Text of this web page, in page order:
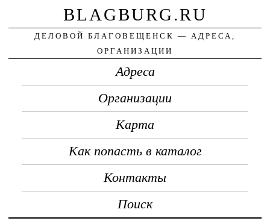
BLAGBURG.RU
ДЕЛОВОЙ БЛАГОВЕЩЕНСК — АДРЕСА,
ОРГАНИЗАЦИИ
Адреса
Организации
Карта
Как попасть в каталог
Контакты
Поиск